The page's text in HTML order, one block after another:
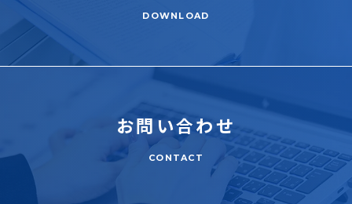
DOWNLOAD
お問い合わせ
CONTACT